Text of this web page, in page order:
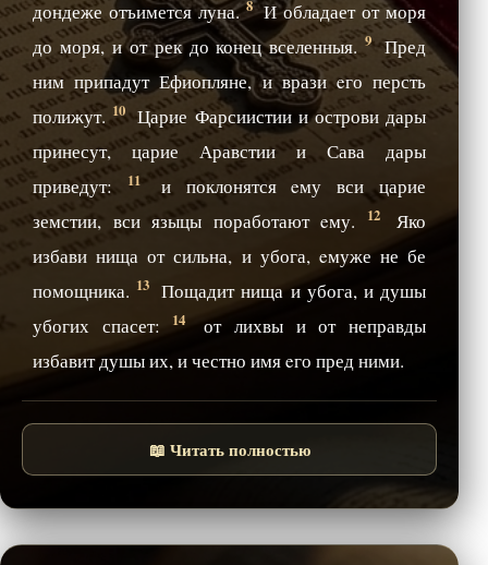
дондеже отъимется луна.8 И обладает от моря
до моря, и от рек до конец вселенныя.9 Пред
ним припадут Ефиопляне, и врази eго персть
полижут.10 Царие Фарсиистии и острови дары
принесут, царие Аравстии и Сава дары
приведут:
11 и поклонятся eму вси царие
земстии, вси языцы поработают eму.
12
Яко
избави нища от сильна, и убога, eмуже не бе
помощника. 13
Пощадит нища и убога, и душы
убогих спасет:14 от лихвы и от неправды
избавит душы их, и честно имя eго пред ними.
📖 Читать полностью